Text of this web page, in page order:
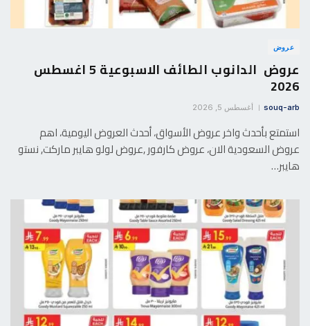
عروض
عروض الدانوب الطائف الاسبوعية 5 اغسطس
2026
souq-arb أغسطس 5, 2026
استمتع بأحدث واخر عروض الأسواق، أحدث العروض اليومية، اهم
عروض السعودية الان، عروض كارفور ,عروض لولو هايبر ماركت, نستو
هايبر…